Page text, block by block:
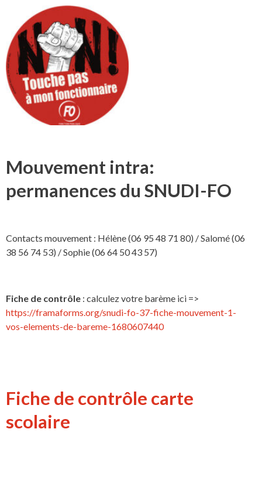
Mouvement intra:
permanences du SNUDI-FO
Contacts mouvement : Hélène (06 95 48 71 80) / Salomé (06
38 56 74 53) / Sophie (06 64 50 43 57)
Fiche de contrôle : calculez votre barème ici =>
https://framaforms.org/snudi-fo-37-fiche-mouvement-1-
vos-elements-de-bareme-1680607440
Fiche de contrôle carte
scolaire